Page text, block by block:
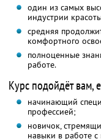
один из самых
индустрии
средняя
комфортного
полноценные
работе.
Курс подойдёт вам,
начинающий
профессией;
новичок,
навыки в работе с